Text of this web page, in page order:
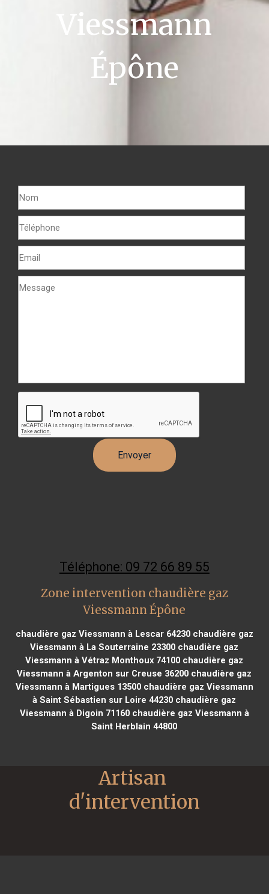
Viessmann
Épône
Téléphone: 09 72 66 89 55
Zone intervention chaudière gaz
Viessmann Épône
chaudière gaz Viessmann à Lescar 64230chaudière gaz
Viessmann à La Souterraine 23300 chaudière gaz
Viessmann à Vétraz Monthoux 74100 chaudière gaz
Viessmann à Argenton sur Creuse 36200 chaudière gaz
Viessmann à Martigues 13500chaudière gaz Viessmann
à Saint Sébastien sur Loire 44230 chaudière gaz
Viessmann à Digoin 71160chaudière gaz Viessmann à
Saint Herblain 44800
Artisan
d'intervention